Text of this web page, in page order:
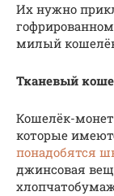
Их нужно
милый
Тканевый
Кошелёк-
которые
понадобятся
джинсовая